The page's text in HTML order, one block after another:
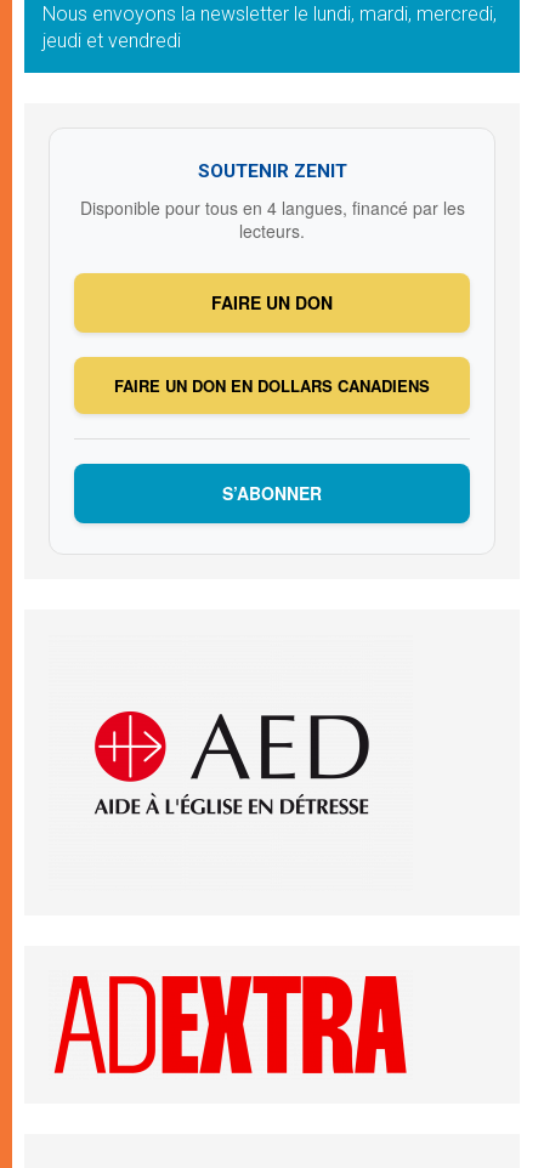
Nous envoyons la newsletter le lundi, mardi, mercredi,
jeudi et vendredi
SOUTENIR ZENIT
Disponible pour tous en 4 langues, financé par les
lecteurs.
FAIRE UN DON
FAIRE UN DON EN DOLLARS CANADIENS
S’ABONNER